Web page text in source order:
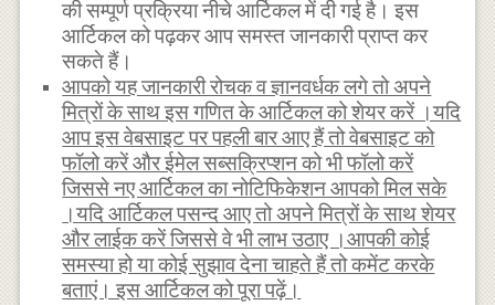
की सम्पूर्ण प्रक्रिया नीचे आर्टिकल में दी गई है। इस
आर्टिकल को पढ़कर आप समस्त जानकारी प्राप्त कर
सकते हैं।
आपको यह जानकारी रोचक व ज्ञानवर्धक लगे तो अपने
मित्रों के साथ इस गणित के आर्टिकल को शेयर करें ।यदि
आप इस वेबसाइट पर पहली बार आए हैं तो वेबसाइट को
फॉलो करें और ईमेल सब्सक्रिप्शन को भी फॉलो करें
जिससे नए आर्टिकल का नोटिफिकेशन आपको मिल सके
।यदि आर्टिकल पसन्द आए तो अपने मित्रों के साथ शेयर
और लाईक करें जिससे वे भी लाभ उठाए ।आपकी कोई
समस्या हो या कोई सुझाव देना चाहते हैं तो कमेंट करके
बताएं। इस आर्टिकल को पूरा पढ़ें।